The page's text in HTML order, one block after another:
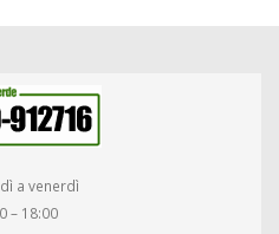
a venerdì
– 18:00